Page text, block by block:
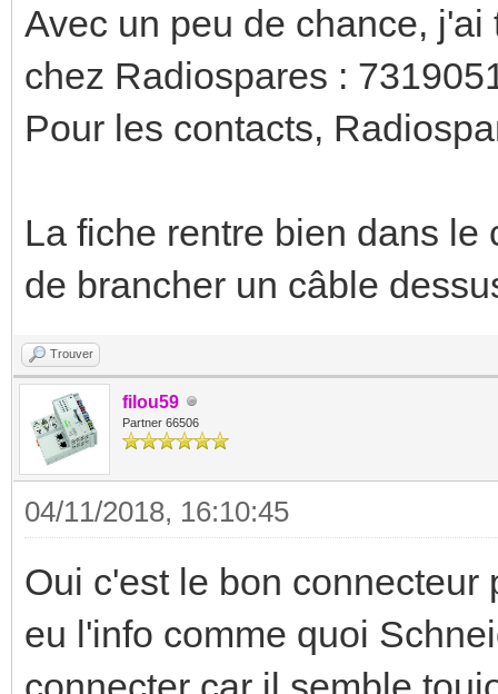
Avec un peu de chance,
chez Radiospares :
Pour les contacts,
La fiche rentre bien dans le
de brancher un câble
Trouver
filou59
Partner 66506
04/11/2018, 16:10:45
Oui c'est le bon connecteur
eu l'info comme quoi